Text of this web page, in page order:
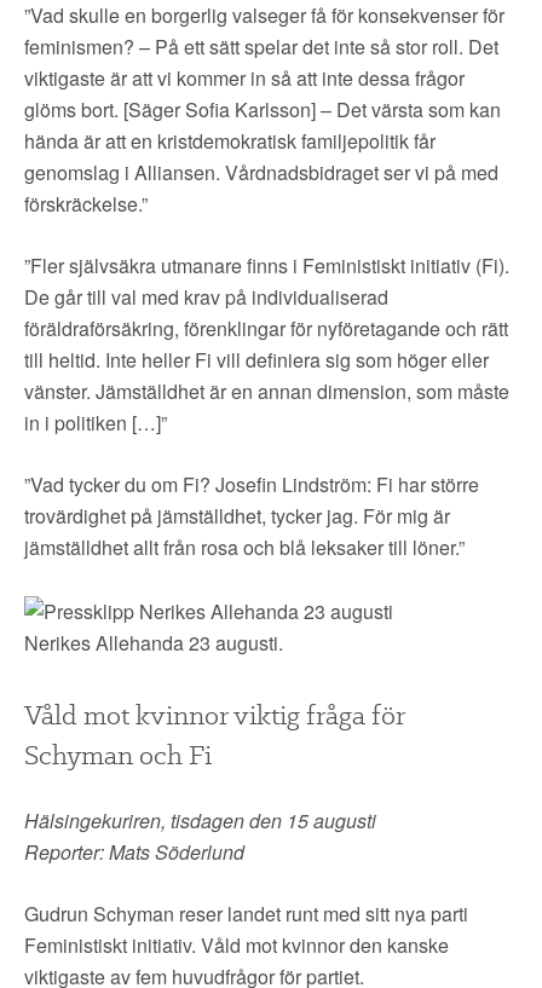
”Vad skulle en borgerlig valseger få för konsekvenser för
feminismen? – På ett sätt spelar det inte så stor roll. Det
viktigaste är att vi kommer in så att inte dessa frågor
glöms bort. [Säger Sofia Karlsson] – Det värsta som kan
hända är att en kristdemokratisk familjepolitik får
genomslag i Alliansen. Vårdnadsbidraget ser vi på med
förskräckelse.”
”Fler självsäkra utmanare finns i Feministiskt initiativ (Fi).
De går till val med krav på individualiserad
föräldraförsäkring, förenklingar för nyföretagande och rätt
till heltid. Inte heller Fi vill definiera sig som höger eller
vänster. Jämställdhet är en annan dimension, som måste
in i politiken […]”
”Vad tycker du om Fi? Josefin Lindström: Fi har större
trovärdighet på jämställdhet, tycker jag. För mig är
jämställdhet allt från rosa och blå leksaker till löner.”
Nerikes Allehanda 23 augusti.
Våld mot kvinnor viktig fråga för
Schyman och Fi
Hälsingekuriren, tisdagen den 15 augusti
Reporter: Mats Söderlund
Gudrun Schyman reser landet runt med sitt nya parti
Feministiskt initiativ. Våld mot kvinnor den kanske
viktigaste av fem huvudfrågor för partiet.